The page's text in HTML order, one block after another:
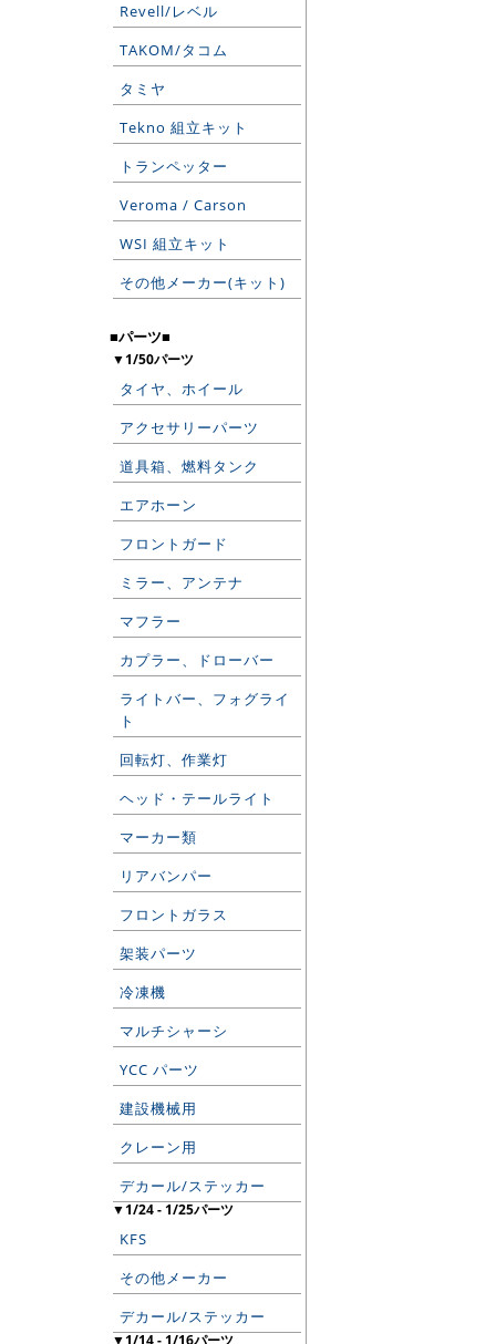
Revell/レベル
TAKOM/タコム
タミヤ
Tekno 組立キット
トランペッター
Veroma / Carson
WSI 組立キット
その他メーカー(キット)
■パーツ■
▼1/50パーツ
タイヤ、ホイール
アクセサリーパーツ
道具箱、燃料タンク
エアホーン
フロントガード
ミラー、アンテナ
マフラー
カプラー、ドローバー
ライトバー、フォグライ
ト
回転灯、作業灯
ヘッド・テールライト
マーカー類
リアバンパー
フロントガラス
架装パーツ
冷凍機
マルチシャーシ
YCC パーツ
建設機械用
クレーン用
デカール/ステッカー
▼1/24 - 1/25パーツ
KFS
その他メーカー
デカール/ステッカー
▼1/14 - 1/16パーツ